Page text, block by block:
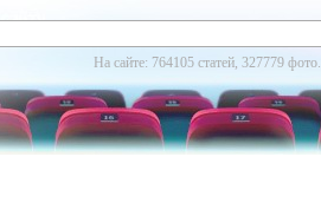
На сайте: 764105 статей, 327779 фото.